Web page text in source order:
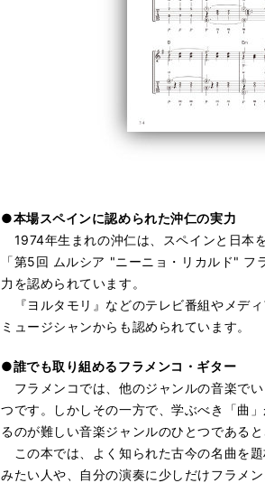
●本場スペインに認められた沖仁の実力
1974年生まれの沖仁は、スペインと日本
「第5回 ムルシア "ニーニョ・リカルド"
力を認められています。
『ヨルタモリ』などのテレビ番組やメデ
ミュージシャンからも認められています。
●誰でも取り組めるフラメンコ・ギター
フラメンコでは、他のジャンルの音楽で
つです。しかしその一方で、学ぶべき「曲
るのが難しい音楽ジャンルのひとつであると
この本では、よく知られた古今の名曲を
みたい人や、自分の演奏に少しだけフラメ